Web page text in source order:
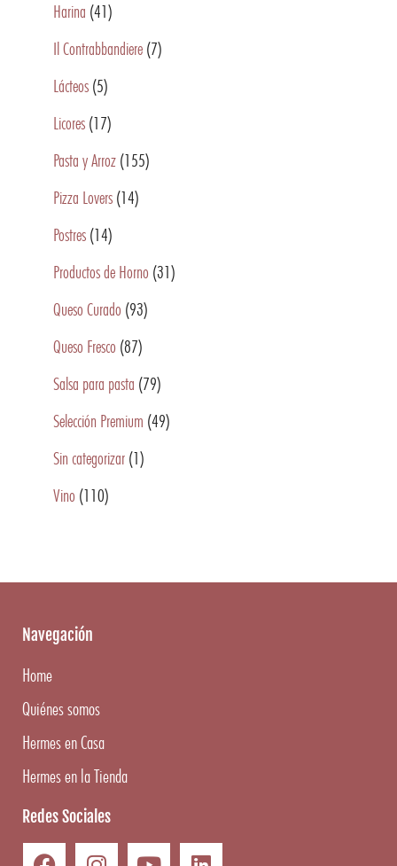
Harina (41)
Il Contrabbandiere (7)
Lácteos (5)
Licores (17)
Pasta y Arroz (155)
Pizza Lovers (14)
Postres (14)
Productos de Horno (31)
Queso Curado (93)
Queso Fresco (87)
Salsa para pasta (79)
Selección Premium (49)
Sin categorizar (1)
Vino (110)
Navegación
Home
Quiénes somos
Hermes en Casa
Hermes en la Tienda
Redes Sociales